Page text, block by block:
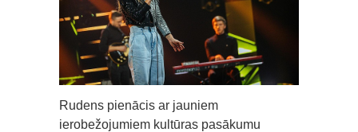
Rudens pienācis ar jauniem
ierobežojumiem kultūras pasākumu